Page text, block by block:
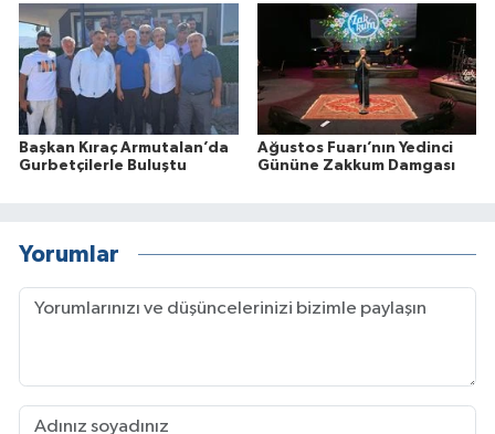
Başkan Kıraç Armutalan’da
Gurbetçilerle Buluştu
Ağustos Fuarı’nın Yedinci
Gününe Zakkum Damgası
Yorumlar